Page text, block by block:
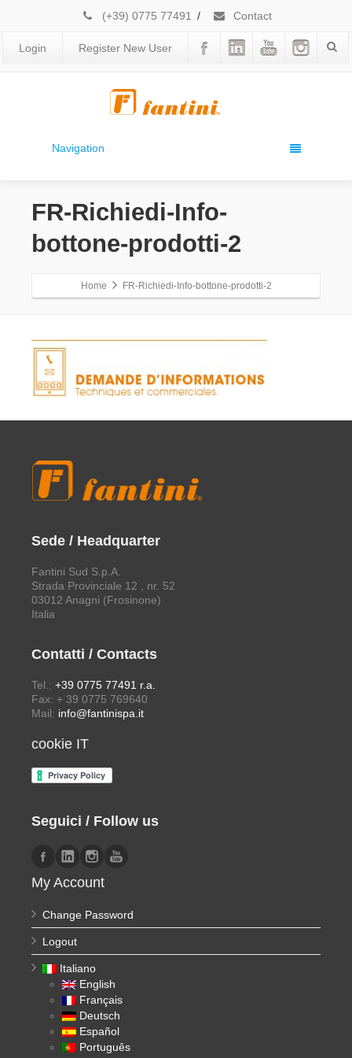
(+39) 0775 77491 / Contact
Login Register New User
Navigation
FR-Richiedi-Info-
bottone-prodotti-2
Home FR-Richiedi-Info-bottone-prodotti-2
Sede / Headquarter
Fantini Sud S.p.A.
Strada Provinciale 12 , nr. 52
03012 Anagni (Frosinone)
Italia
Contatti / Contacts
Tel.: +39 0775 77491 r.a.
Fax: + 39 0775 769640
Mail: info@fantinispa.it
cookie IT
Seguici / Follow us
My Account
Change Password
Logout
Italiano
English
Français
Deutsch
Español
Português